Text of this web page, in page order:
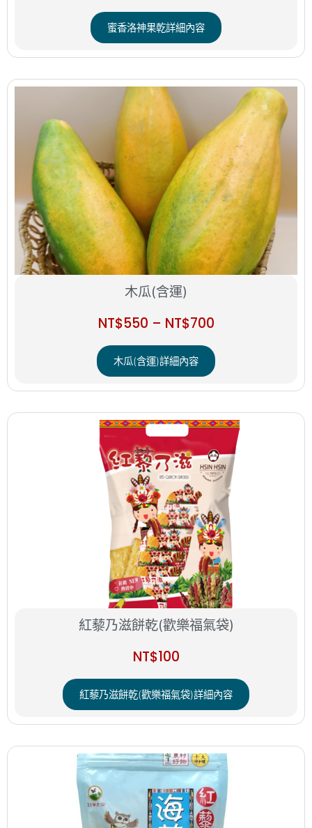
蜜香洛神果乾詳細內容
木瓜(含運)
NT$550 – NT$700
木瓜(含運)詳細內容
紅藜乃滋餅乾(歡樂福氣袋)
NT$100
紅藜乃滋餅乾(歡樂福氣袋)詳細內容